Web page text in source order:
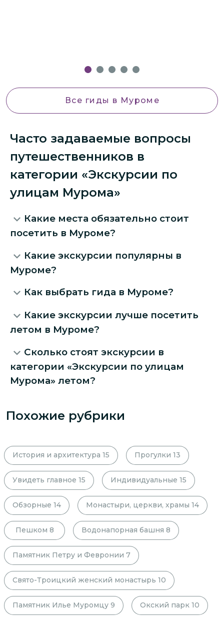
Все гиды в Муроме
Часто задаваемые вопросы
путешественников в
категории «Экскурсии по
улицам Мурома»
Какие места обязательно стоит
посетить в Муроме?
Какие экскурсии популярны в
Муроме?
Как выбрать гида в Муроме?
Какие экскурсии лучше посетить
летом в Муроме?
Сколько стоят экскурсии в
категории «Экскурсии по улицам
Мурома» летом?
Похожие рубрики
История и архитектура 15 Прогулки 13
Увидеть главное 15 Индивидуальные 15
Обзорные 14 Монастыри, церкви, храмы 14
Пешком 8 Водонапорная башня 8
Памятник Петру и Февронии 7
Свято-Троицкий женский монастырь 10
Памятник Илье Муромцу 9 Окский парк 10